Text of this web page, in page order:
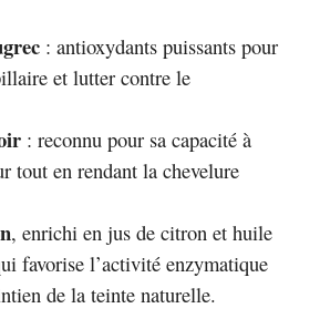
: antioxydants puissants pour
et lutter contre le
: reconnu pour sa capacité à
tout en rendant la chevelure
, enrichi en jus de citron et huile
favorise l’activité enzymatique
de la teinte naturelle.